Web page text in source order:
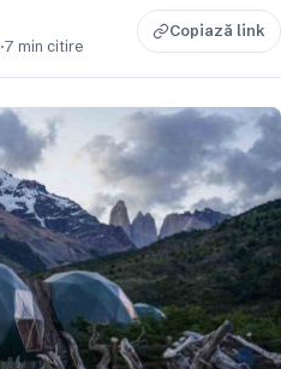
·7 min citire
Copiază link